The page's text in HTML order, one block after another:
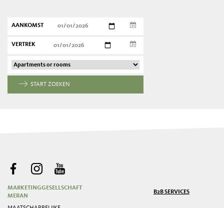
AANKOMST
VERTREK
START ZOEKEN
MARKETINGGESELLSCHAFT
MERAN
B2B SERVICES